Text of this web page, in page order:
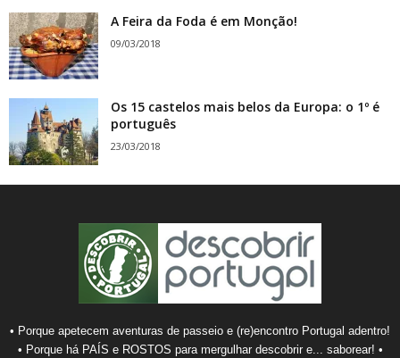
A Feira da Foda é em Monção!
09/03/2018
Os 15 castelos mais belos da Europa: o 1º é
português
23/03/2018
• Porque apetecem aventuras de passeio e (re)encontro Portugal adentro!
• Porque há PAÍS e ROSTOS para mergulhar descobrir e... saborear! •